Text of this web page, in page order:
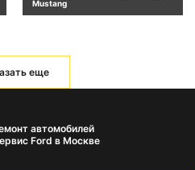
Mustang
еще
автомобилей
Ford в Москве